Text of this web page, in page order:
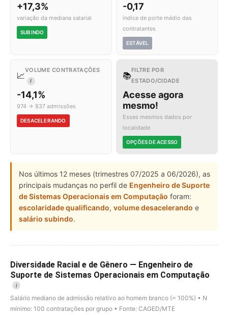
+17,3%
variação da mediana salarial
SUBINDO
-0,17
índice de porte médio das
contratantes
ESTÁVEL
📈
VOLUME CONTRATAÇÕES
I
-14,1%
974 → 837 admissões
DESACELERANDO
📚
FILTRE POR
ESTADO/CIDADE
Acesse agora
mesmo!
Esses mesmos dados por
localidade
OPÇÕES DE ACESSO
Nos últimos 12 meses (trimestres 07/2025 a 06/2026), as
principais mudanças no perfil de Engenheiro de Suporte
de Sistemas Operacionais em Computação foram:
escolaridade qualificando, volume desacelerando e
salário subindo.
Diversidade Racial e de Gênero — Engenheiro de
Suporte de Sistemas Operacionais em Computação
i
Salário mediano de admissão relativo ao homem branco (= 100%) • N
mínimo: 100 contratações por grupo • Fonte: CAGED/MTE